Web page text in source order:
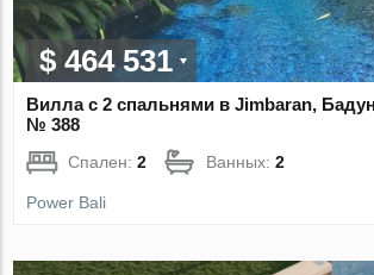
$ 464 531
Вилла с 2 спальнями в Jimbaran,
№ 388
Спален:2 Ванных:2
Power Bali